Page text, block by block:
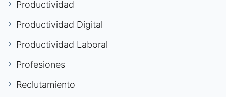
Productividad
Productividad Digital
Productividad Laboral
Profesiones
Reclutamiento